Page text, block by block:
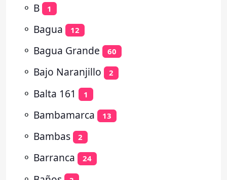
⚬ B 1
⚬ Bagua 12
⚬ Bagua Grande 60
⚬ Bajo Naranjillo 2
⚬ Balta 161 1
⚬ Bambamarca 13
⚬ Bambas 2
⚬ Barranca 24